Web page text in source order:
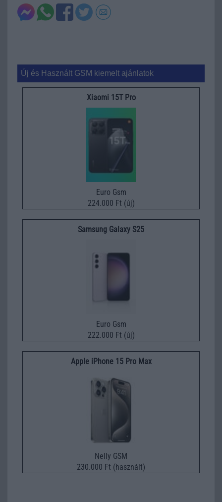
Új és Használt GSM kiemelt ajánlatok
Xiaomi 15T Pro
Euro Gsm
224.000 Ft (új)
Samsung Galaxy S25
Euro Gsm
222.000 Ft (új)
Apple iPhone 15 Pro Max
Nelly GSM
230.000 Ft (használt)